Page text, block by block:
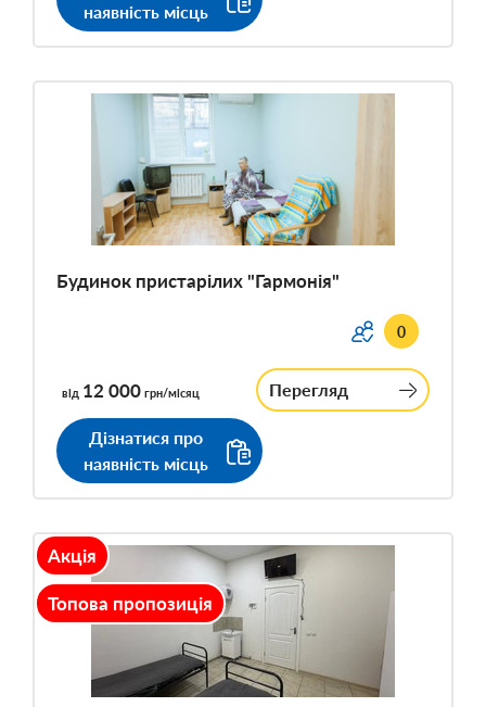
наявність місць
Будинок пристарілих "Гармонія"
0
від 12 000 грн/місяц Перегляд
Дізнатися про
наявність місць
Акція
Топова пропозиція